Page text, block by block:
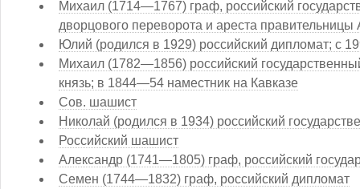
Михаил (1714—1767) граф, российский
дворцового переворота и ареста
Юлий (родился в 1929) российский дипломат; с
Михаил (1782—1856) российский
князь; в 1844—54 наместник на Кавказе
Сов. шашист
Николай (родился в 1934) российский
Российский шашист
Александр (1741—1805) граф, российский
Семен (1744—1832) граф, российский дипломат